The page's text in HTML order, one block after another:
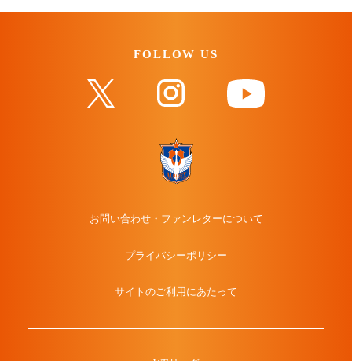
FOLLOW US
お問い合わせ・ファンレターについて
プライバシーポリシー
サイトのご利用にあたって